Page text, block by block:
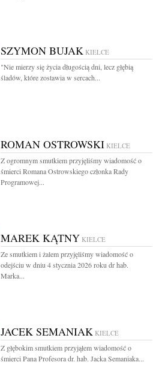
SZYMON BUJAK KIELCE
"Nie mierzy się życia długością dni, lecz głębią
śladów, które zostawia w sercach...
ROMAN OSTROWSKI KIELCE
Z ogromnym smutkiem przyjęliśmy wiadomość o
śmierci Romana Ostrowskiego członka Rady
Programowej...
MAREK KĄTNY KIELCE
Ze smutkiem i żalem przyjęliśmy wiadomość o
odejściu w dniu 4 stycznia 2026 roku dr hab.
Marka...
JACEK SEMANIAK KIELCE
Z głębokim smutkiem przyjąłem wiadomość o
śmierci Pana Profesora dr. hab. Jacka Semaniaka...